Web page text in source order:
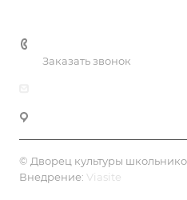
Заказать звонок
© Дворец культуры
Внедрение: Viasite